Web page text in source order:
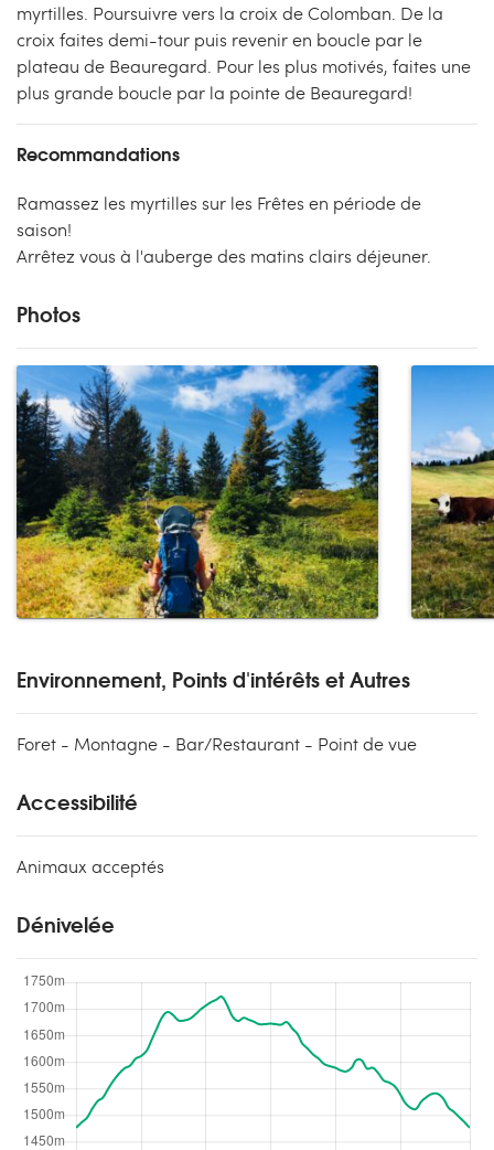
myrtilles. Poursuivre vers la croix de Colomban. De la
croix faites demi-tour puis revenir en boucle par le
plateau de Beauregard. Pour les plus motivés, faites une
plus grande boucle par la pointe de Beauregard!
Recommandations
Ramassez les myrtilles sur les Frêtes en période de
saison!
Arrêtez vous à l'auberge des matins clairs déjeuner.
Photos
Environnement, Points d'intérêts et Autres
Foret - Montagne - Bar/Restaurant - Point de vue
Accessibilité
Animaux acceptés
Dénivelée